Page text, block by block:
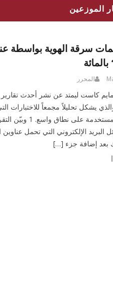
الموزعين
سرقة الهوية بواسطة
المحرر
كاست ليمتد عن نشر أحدث تقارير
يشكل تحليلاً مجمعاً للاختبارات
الإلكتروني التي تحمل عناوين
بعد إضافة جزء […]